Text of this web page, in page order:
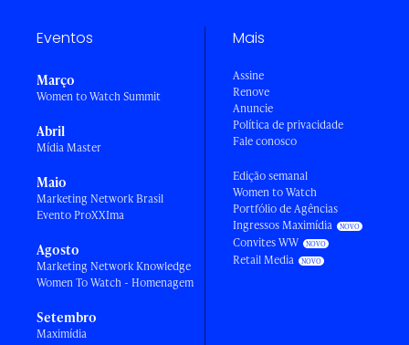
Eventos
Março
Women to Watch Summit
Abril
Mídia Master
Maio
Marketing Network Brasil
Evento ProXXIma
Agosto
Marketing Network Knowledge
Women To Watch - Homenagem
Setembro
Maximídia
Mais
Assine
Renove
Anuncie
Política de privacidade
Fale conosco
Edição semanal
Women to Watch
Portfólio de Agências
Ingressos Maximídia
Convites WW
Retail Media